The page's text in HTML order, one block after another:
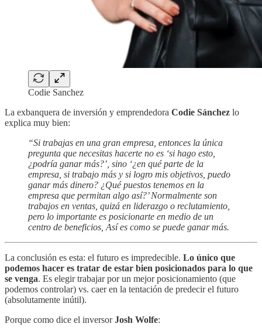
Codie Sanchez
La exbanquera de inversión y emprendedora Codie Sánchez lo
explica muy bien:
“Si trabajas en una gran empresa, entonces la única
pregunta que necesitas hacerte no es ‘si hago esto,
¿podría ganar más?’, sino ‘¿en qué parte de la
empresa, si trabajo más y si logro mis objetivos, puedo
ganar más dinero? ¿Qué puestos tenemos en la
empresa que permitan algo así?’ Normalmente son
trabajos en ventas, quizá en liderazgo o reclutamiento,
pero lo importante es posicionarte en medio de un
centro de beneficios, Así es como se puede ganar más.
La conclusión es esta: el futuro es impredecible. Lo único que
podemos hacer es tratar de estar bien posicionados para lo que
se venga. Es elegir trabajar por un mejor posicionamiento (que
podemos controlar) vs. caer en la tentación de predecir el futuro
(absolutamente inútil).
Porque como dice el inversorJosh Wolfe: